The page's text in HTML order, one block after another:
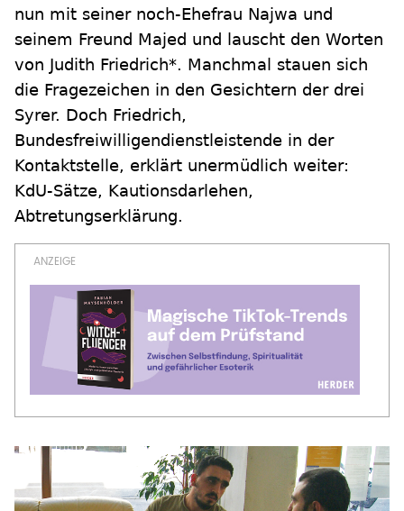
nun mit seiner noch-Ehefrau Najwa und
seinem Freund Majed und lauscht den Worten
von Judith Friedrich*. Manchmal stauen sich
die Fragezeichen in den Gesichtern der drei
Syrer. Doch Friedrich,
Bundesfreiwilligendienstleistende in der
Kontaktstelle, erklärt unermüdlich weiter:
KdU-Sätze, Kautionsdarlehen,
Abtretungserklärung.